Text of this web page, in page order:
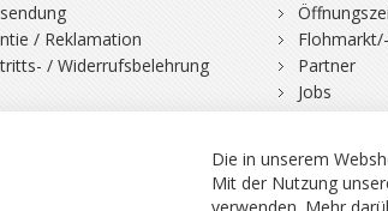
/ Reklamation
/ Widerrufsbelehrung
Partner
Jobs
Die in unserem
Mit der Nutzung